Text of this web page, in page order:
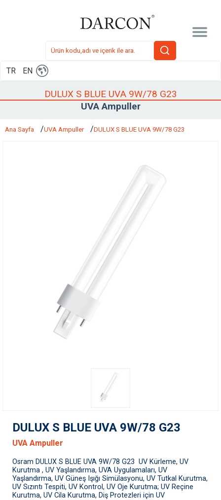
TR EN
DULUX S BLUE UVA 9W/78 G23
UVA Ampuller
Ana Sayfa UVA Ampuller DULUX S BLUE UVA 9W/78 G23
DULUX S BLUE UVA 9W/78 G23
UVA Ampuller
Osram DULUX S BLUE UVA 9W/78 G23 UV Kürleme, UV
Kurutma , UV Yaşlandırma, UVA Uygulamaları, UV
Yaşlandırma, UV Güneş Işığı Simülasyonu, UV Tutkal Kurutma,
UV Sızıntı Tespiti, UV Kontrol, UV Oje Kurutma; UV Reçine
Kurutma, UV Cila Kurutma, Diş Protezleri için UV